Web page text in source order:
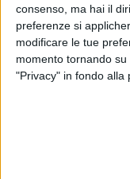
consenso, ma hai il
preferenze si
modificare le tue
momento tornando
"Privacy" in fondo alla